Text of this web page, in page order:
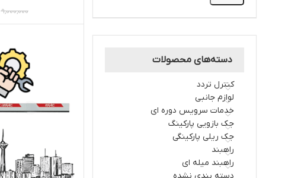
دسته‌های محصولات
کنترل تردد
لوازم جانبی
خدمات سرویس دوره ای
جک بازویی پارکینگ
جک ریلی پارکینگی
راهبند
راهبند میله ای
9,000,000